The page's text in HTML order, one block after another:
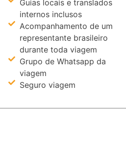
Guias locais e translados
internos inclusos
Acompanhamento de um
representante brasileiro
durante toda viagem
Grupo de Whatsapp da
viagem
Seguro viagem